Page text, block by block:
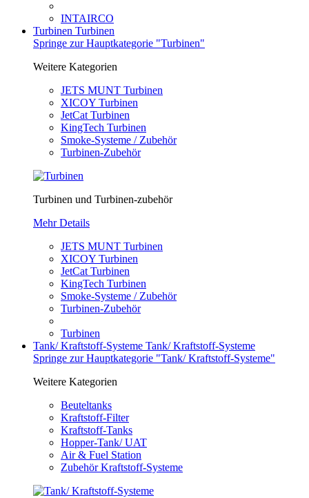
INTAIRCO
Turbinen Turbinen
Springe zur Hauptkategorie "Turbinen"
Weitere Kategorien
JETS MUNT Turbinen
XICOY Turbinen
JetCat Turbinen
KingTech Turbinen
Smoke-Systeme / Zubehör
Turbinen-Zubehör
Turbinen und Turbinen-zubehör
Mehr Details
JETS MUNT Turbinen
XICOY Turbinen
JetCat Turbinen
KingTech Turbinen
Smoke-Systeme / Zubehör
Turbinen-Zubehör
Turbinen
Tank/ Kraftstoff-Systeme Tank/ Kraftstoff-Systeme
Springe zur Hauptkategorie "Tank/ Kraftstoff-Systeme"
Weitere Kategorien
Beuteltanks
Kraftstoff-Filter
Kraftstoff-Tanks
Hopper-Tank/ UAT
Air & Fuel Station
Zubehör Kraftstoff-Systeme